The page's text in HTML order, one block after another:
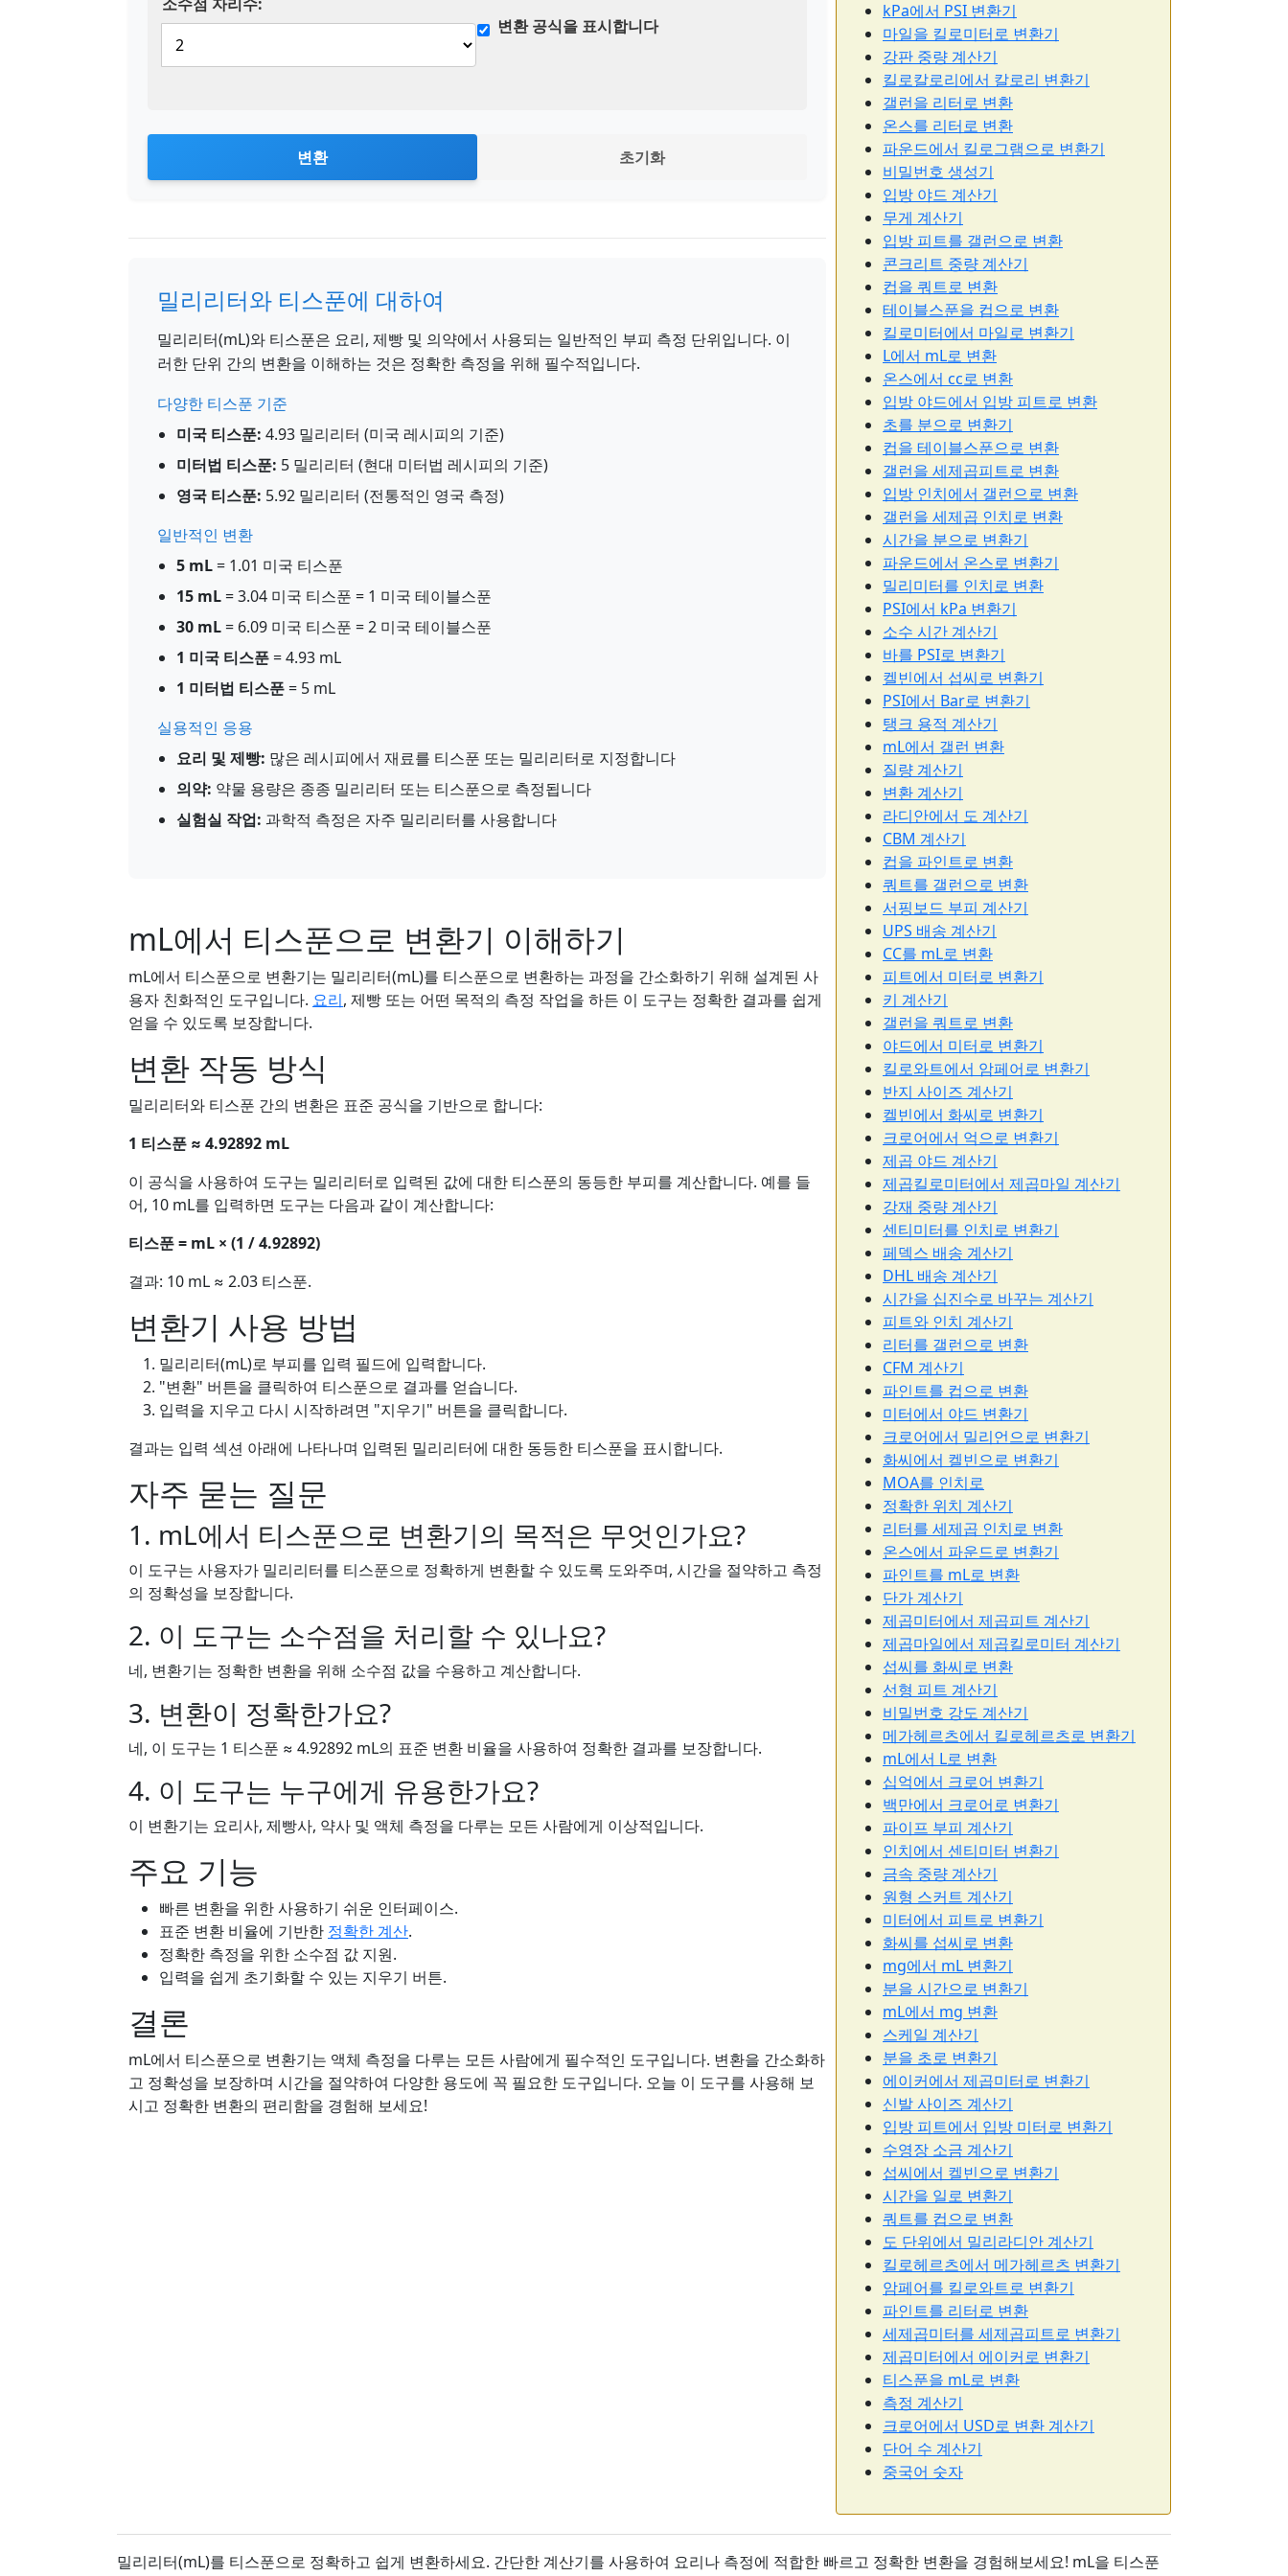
변환 공식을 표시합니다
변환 초기화
밀리리터와 티스푼에 대하여
밀리리터(mL)와 티스푼은 요리, 제빵 및 의약에서 사용되는 일반적인 부피 측정 단위입니다. 이
러한 단위 간의 변환을 이해하는 것은 정확한 측정을 위해 필수적입니다.
다양한 티스푼 기준
미국 티스푼: 4.93 밀리리터 (미국 레시피의 기준)
미터법 티스푼: 5 밀리리터 (현대 미터법 레시피의 기준)
영국 티스푼: 5.92 밀리리터 (전통적인 영국 측정)
일반적인 변환
5 mL= 1.01 미국 티스푼
15 mL= 3.04 미국 티스푼 = 1 미국 테이블스푼
30 mL= 6.09 미국 티스푼 = 2 미국 테이블스푼
1 미국 티스푼= 4.93 mL
1 미터법 티스푼= 5 mL
실용적인 응용
요리 및 제빵: 많은 레시피에서 재료를 티스푼 또는 밀리리터로 지정합니다
의약: 약물 용량은 종종 밀리리터 또는 티스푼으로 측정됩니다
실험실 작업: 과학적 측정은 자주 밀리리터를 사용합니다
mL에서 티스푼으로 변환기 이해하기
mL에서 티스푼으로 변환기는 밀리리터(mL)를 티스푼으로 변환하는 과정을 간소화하기 위해 설계된 사
용자 친화적인 도구입니다. 요리, 제빵 또는 어떤 목적의 측정 작업을 하든 이 도구는 정확한 결과를 쉽게
얻을 수 있도록 보장합니다.
변환 작동 방식
밀리리터와 티스푼 간의 변환은 표준 공식을 기반으로 합니다:
1 티스푼 ≈ 4.92892 mL
이 공식을 사용하여 도구는 밀리리터로 입력된 값에 대한 티스푼의 동등한 부피를 계산합니다. 예를 들
어, 10 mL를 입력하면 도구는 다음과 같이 계산합니다:
티스푼 = mL × (1 / 4.92892)
결과: 10 mL ≈ 2.03 티스푼.
변환기 사용 방법
밀리리터(mL)로 부피를 입력 필드에 입력합니다.
"변환" 버튼을 클릭하여 티스푼으로 결과를 얻습니다.
입력을 지우고 다시 시작하려면 "지우기" 버튼을 클릭합니다.
결과는 입력 섹션 아래에 나타나며 입력된 밀리리터에 대한 동등한 티스푼을 표시합니다.
자주 묻는 질문
1. mL에서 티스푼으로 변환기의 목적은 무엇인가요?
이 도구는 사용자가 밀리리터를 티스푼으로 정확하게 변환할 수 있도록 도와주며, 시간을 절약하고 측정
의 정확성을 보장합니다.
2. 이 도구는 소수점을 처리할 수 있나요?
네, 변환기는 정확한 변환을 위해 소수점 값을 수용하고 계산합니다.
3. 변환이 정확한가요?
네, 이 도구는 1 티스푼 ≈ 4.92892 mL의 표준 변환 비율을 사용하여 정확한 결과를 보장합니다.
4. 이 도구는 누구에게 유용한가요?
이 변환기는 요리사, 제빵사, 약사 및 액체 측정을 다루는 모든 사람에게 이상적입니다.
주요 기능
빠른 변환을 위한 사용하기 쉬운 인터페이스.
표준 변환 비율에 기반한 정확한 계산.
정확한 측정을 위한 소수점 값 지원.
입력을 쉽게 초기화할 수 있는 지우기 버튼.
결론
mL에서 티스푼으로 변환기는 액체 측정을 다루는 모든 사람에게 필수적인 도구입니다. 변환을 간소화하
고 정확성을 보장하며 시간을 절약하여 다양한 용도에 꼭 필요한 도구입니다. 오늘 이 도구를 사용해 보
시고 정확한 변환의 편리함을 경험해 보세요!
kPa에서 PSI 변환기
마일을 킬로미터로 변환기
강판 중량 계산기
킬로칼로리에서 칼로리 변환기
갤런을 리터로 변환
온스를 리터로 변환
파운드에서 킬로그램으로 변환기
비밀번호 생성기
입방 야드 계산기
무게 계산기
입방 피트를 갤런으로 변환
콘크리트 중량 계산기
컵을 쿼트로 변환
테이블스푼을 컵으로 변환
킬로미터에서 마일로 변환기
L에서 mL로 변환
온스에서 cc로 변환
입방 야드에서 입방 피트로 변환
초를 분으로 변환기
컵을 테이블스푼으로 변환
갤런을 세제곱피트로 변환
입방 인치에서 갤런으로 변환
갤런을 세제곱 인치로 변환
시간을 분으로 변환기
파운드에서 온스로 변환기
밀리미터를 인치로 변환
PSI에서 kPa 변환기
소수 시간 계산기
바를 PSI로 변환기
켈빈에서 섭씨로 변환기
PSI에서 Bar로 변환기
탱크 용적 계산기
mL에서 갤런 변환
질량 계산기
변환 계산기
라디안에서 도 계산기
CBM 계산기
컵을 파인트로 변환
쿼트를 갤런으로 변환
서핑보드 부피 계산기
UPS 배송 계산기
CC를 mL로 변환
피트에서 미터로 변환기
키 계산기
갤런을 쿼트로 변환
야드에서 미터로 변환기
킬로와트에서 암페어로 변환기
반지 사이즈 계산기
켈빈에서 화씨로 변환기
크로어에서 억으로 변환기
제곱 야드 계산기
제곱킬로미터에서 제곱마일 계산기
강재 중량 계산기
센티미터를 인치로 변환기
페덱스 배송 계산기
DHL 배송 계산기
시간을 십진수로 바꾸는 계산기
피트와 인치 계산기
리터를 갤런으로 변환
CFM 계산기
파인트를 컵으로 변환
미터에서 야드 변환기
크로어에서 밀리언으로 변환기
화씨에서 켈빈으로 변환기
MOA를 인치로
정확한 위치 계산기
리터를 세제곱 인치로 변환
온스에서 파운드로 변환기
파인트를 mL로 변환
단가 계산기
제곱미터에서 제곱피트 계산기
제곱마일에서 제곱킬로미터 계산기
섭씨를 화씨로 변환
선형 피트 계산기
비밀번호 강도 계산기
메가헤르츠에서 킬로헤르츠로 변환기
mL에서 L로 변환
십억에서 크로어 변환기
백만에서 크로어로 변환기
파이프 부피 계산기
인치에서 센티미터 변환기
금속 중량 계산기
원형 스커트 계산기
미터에서 피트로 변환기
화씨를 섭씨로 변환
mg에서 mL 변환기
분을 시간으로 변환기
mL에서 mg 변환
스케일 계산기
분을 초로 변환기
에이커에서 제곱미터로 변환기
신발 사이즈 계산기
입방 피트에서 입방 미터로 변환기
수영장 소금 계산기
섭씨에서 켈빈으로 변환기
시간을 일로 변환기
쿼트를 컵으로 변환
도 단위에서 밀리라디안 계산기
킬로헤르츠에서 메가헤르츠 변환기
암페어를 킬로와트로 변환기
파인트를 리터로 변환
세제곱미터를 세제곱피트로 변환기
제곱미터에서 에이커로 변환기
티스푼을 mL로 변환
측정 계산기
크로어에서 USD로 변환 계산기
단어 수 계산기
중국어 숫자
밀리리터(mL)를 티스푼으로 정확하고 쉽게 변환하세요. 간단한 계산기를 사용하여 요리나 측정에 적합한 빠르고 정확한 변환을 경험해보세요! mL을 티스푼